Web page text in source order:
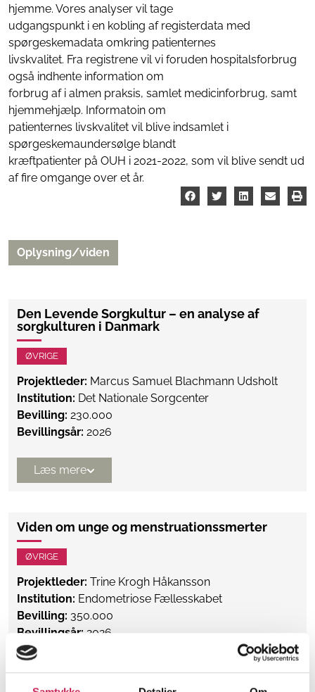
hjemme. Vores analyser vil tage
udgangspunkt i en kobling af registerdata med
spørgeskemadata omkring patienternes
livskvalitet. Fra registrene vil vi foruden hospitalsforbrug
også indhente information om
forbrug af i almen praksis, samlet medicinforbrug, samt
hjemmehjælp. Informatoin om
patienternes livskvalitet vil blive indsamlet i
spørgeskemaundersølge blandt
kræftpatienter på OUH i 2021-2022, som vil blive sendt ud
af fire omgange over et år.
Oplysning/viden
Den Levende Sorgkultur – en analyse af
sorgkulturen i Danmark
ØVRIGE
Projektleder: Marcus Samuel Blachmann Udsholt
Institution: Det Nationale Sorgcenter
Bevilling: 230.000
Bevillingsår: 2026
Læs mere
Viden om unge og menstruationssmerter
ØVRIGE
Projektleder: Trine Krogh Håkansson
Institution: Endometriose Fællesskabet
Bevilling: 350.000
Bevillingsår: 2026
Læs mere